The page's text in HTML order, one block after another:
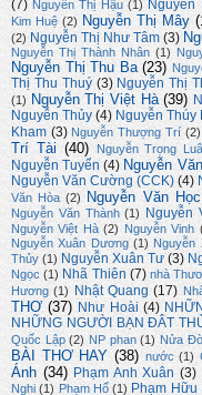
(7) Nguyễn Thị Hậu (1) Nguyễn
Kim Huệ (2) Nguyễn Thị Mây
(2) Nguyễn Thị Như Tâm (3)
Nguyễn Thị Thành Nhân (1)
Nguyễn Thị Thu Ba (23)
Thị Thu Thuý (3) Nguyễn Thị
(1) Nguyễn Thị Việt Hà (39)
Nguyễn Thủy (4) Nguyễn Thúy
Kham (3) Nguyễn Thượng Trí (2)
Trí Tài (40) Nguyễn Trọng
Nguyễn Tuyển (4) Nguyễn
Nguyễn Văn Cường (CCK) (4)
Văn Hòa (2) Nguyễn Văn Học
Nguyễn Văn Thành (1) Nguyễn
Nguyễn Việt Hà (2) Nguyễn Vinh
Nguyễn Xuân Dương (1) Nguyễn
Thủy (1) Nguyễn Xuân Tư (3)
Ngọc (1) Nhã Thiên (7) nhà
Hương (1) Nhật Quang (17)
THƠ (37) Như Hoài (4)
NHỮNG NGƯỜI BẠN ĐÂT
Quốc Lập (2) NP phan (1) Nửa
BÀI THƠ HAY (38) nước (1)
Ánh (34) Phạm Anh Xuân (3)
Nghi (1) Phạm Hổ (1) Phạm Hữu